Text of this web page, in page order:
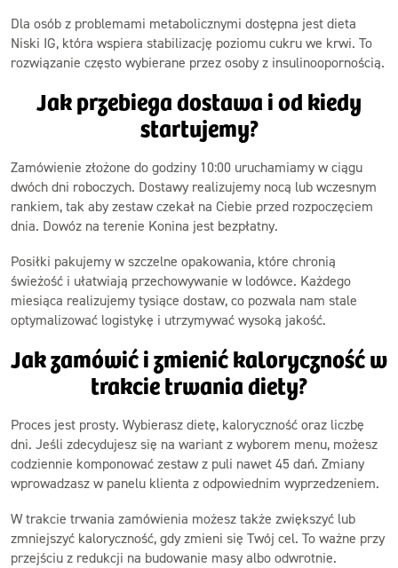
Dla osób z problemami metabolicznymi dostępna jest dieta
Niski IG, która wspiera stabilizację poziomu cukru we krwi. To
rozwiązanie często wybierane przez osoby z insulinoopornością.
Jak przebiega dostawa i od kiedy
startujemy?
Zamówienie złożone do godziny 10:00 uruchamiamy w ciągu
dwóch dni roboczych. Dostawy realizujemy nocą lub wczesnym
rankiem, tak aby zestaw czekał na Ciebie przed rozpoczęciem
dnia. Dowóz na terenie Konina jest bezpłatny.
Posiłki pakujemy w szczelne opakowania, które chronią
świeżość i ułatwiają przechowywanie w lodówce. Każdego
miesiąca realizujemy tysiące dostaw, co pozwala nam stale
optymalizować logistykę i utrzymywać wysoką jakość.
Jak zamówić i zmienić kaloryczność w
trakcie trwania diety?
Proces jest prosty. Wybierasz dietę, kaloryczność oraz liczbę
dni. Jeśli zdecydujesz się na wariant z wyborem menu, możesz
codziennie komponować zestaw z puli nawet 45 dań. Zmiany
wprowadzasz w panelu klienta z odpowiednim wyprzedzeniem.
W trakcie trwania zamówienia możesz także zwiększyć lub
zmniejszyć kaloryczność, gdy zmieni się Twój cel. To ważne przy
przejściu z redukcji na budowanie masy albo odwrotnie.